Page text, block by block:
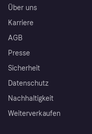
Über uns
Karriere
AGB
Presse
Sicherheit
Datenschutz
Nachhaltigkeit
Weiterverkaufen